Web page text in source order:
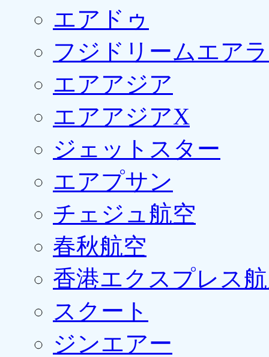
エアドゥ
フジドリームエア
エアアジア
エアアジアX
ジェットスター
エアプサン
チェジュ航空
春秋航空
香港エクスプレス
スクート
ジンエアー